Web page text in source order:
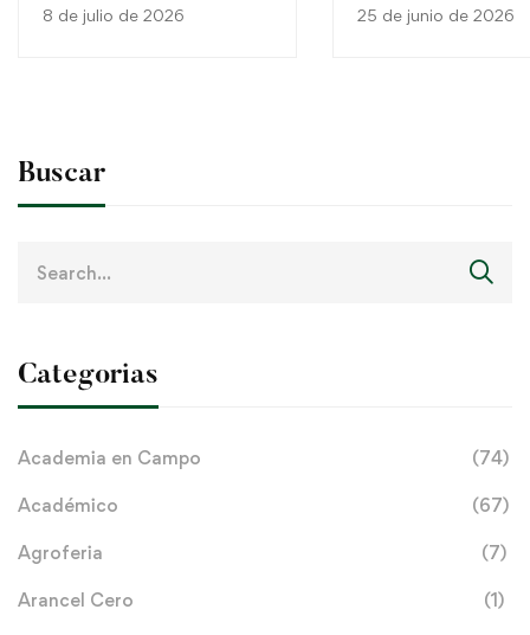
8 de julio de 2026 25 de junio de 2026
Buscar
Categorias
Academia en Campo (74)
Académico (67)
Agroferia (7)
Arancel Cero (1)